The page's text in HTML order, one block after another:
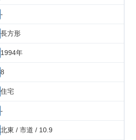
-
長方形
1994年
8
住宅
-
北東 / 市道 / 10.9